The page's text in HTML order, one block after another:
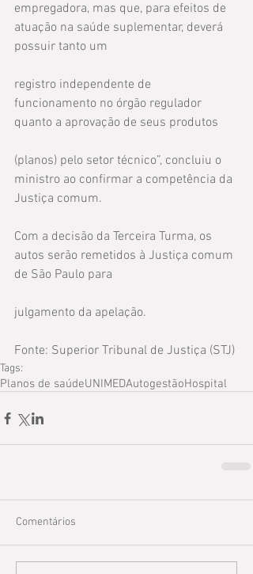
empregadora, mas que, para efeitos de
atuação na saúde suplementar, deverá
possuir tanto um
registro independente de
funcionamento no órgão regulador
quanto a aprovação de seus produtos
(planos) pelo setor técnico”, concluiu o
ministro ao confirmar a competência da
Justiça comum.
Com a decisão da Terceira Turma, os
autos serão remetidos à Justiça comum
de São Paulo para
julgamento da apelação.
Fonte: Superior Tribunal de Justiça (STJ)
Tags:
Planos de saúdeUNIMEDAutogestãoHospital
Comentários